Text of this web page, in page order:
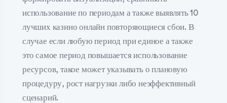
использование по периодам а также выявлять 10
лучших казино онлайн повторяющиеся сбои. В
случае если любую период при единое а также
это самое период повышается использование
ресурсов, такое может указывать о плановую
процедуру, рост нагрузки либо неэффективный
сценарий.